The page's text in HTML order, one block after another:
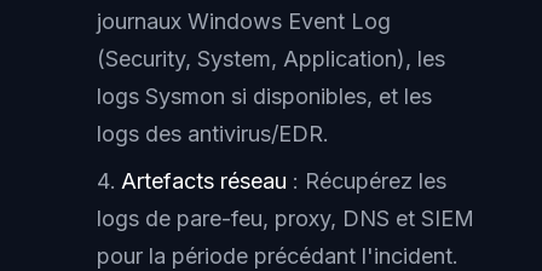
journaux Windows Event Log
(Security, System, Application), les
logs Sysmon si disponibles, et les
logs des antivirus/EDR.
Artefacts réseau : Récupérez les
logs de pare-feu, proxy, DNS et SIEM
pour la période précédant l'incident.